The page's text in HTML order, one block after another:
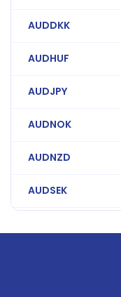
AUDDKK
AUDHUF
AUDJPY
AUDNOK
AUDNZD
AUDSEK